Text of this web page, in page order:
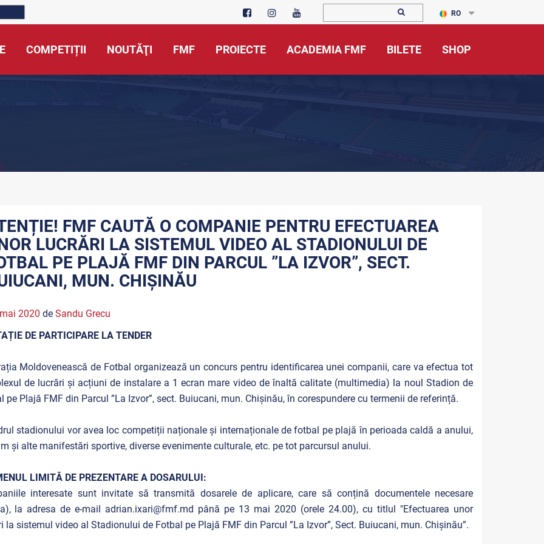
RO
COMPETIȚII NOUTĂŢI FMF PROIECTE ACADEMIA FMF BILETE SHOP
FMF CAUTĂ O COMPANIE PENTRU EFECTUAREA
LUCRĂRI LA SISTEMUL VIDEO AL STADIONULUI DE
PE PLAJĂ FMF DIN PARCUL ”LA IZVOR”, SECT.
MUN. CHIȘINĂU
2020 de Sandu Grecu
DE PARTICIPARE LA TENDER
Moldovenească de Fotbal organizează un concurs pentru identificarea unei companii, care va efectua tot
de lucrări și acțiuni de instalare a 1 ecran mare video de înaltă calitate (multimedia) la noul Stadion de
pe Plajă FMF din Parcul ”La Izvor”, sect. Buiucani, mun. Chișinău, în corespundere cu termenii de referință.
stadionului vor avea loc competiții naționale și internaționale de fotbal pe plajă în perioada caldă a anului,
și alte manifestări sportive, diverse evenimente culturale, etc. pe tot parcursul anului.
LIMITĂ DE PREZENTARE A DOSARULUI:
interesate sunt invitate să transmită dosarele de aplicare, care să conțină documentele necesare
la adresa de e-mail adrian.ixari@fmf.md până pe 13 mai 2020 (orele 24.00), cu titlul "Efectuarea unor
la sistemul video al Stadionului de Fotbal pe Plajă FMF din Parcul ”La Izvor”, Sect. Buiucani, mun. Chișinău”.